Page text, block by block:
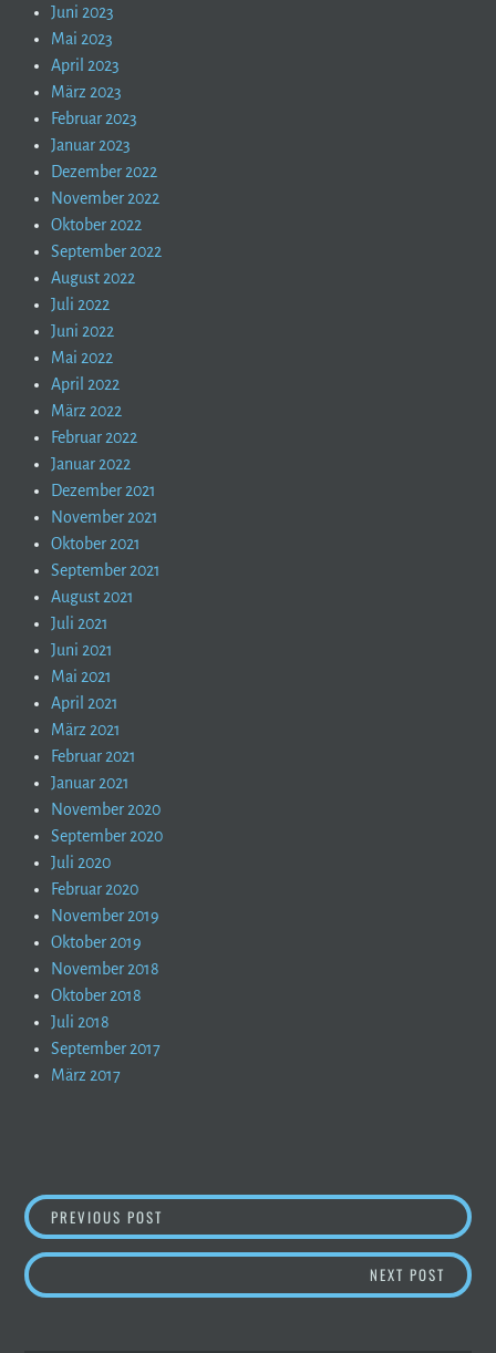
Juni 2023
Mai 2023
April 2023
März 2023
Februar 2023
Januar 2023
Dezember 2022
November 2022
Oktober 2022
September 2022
August 2022
Juli 2022
Juni 2022
Mai 2022
April 2022
März 2022
Februar 2022
Januar 2022
Dezember 2021
November 2021
Oktober 2021
September 2021
August 2021
Juli 2021
Juni 2021
Mai 2021
April 2021
März 2021
Februar 2021
Januar 2021
November 2020
September 2020
Juli 2020
Februar 2020
November 2019
Oktober 2019
November 2018
Oktober 2018
Juli 2018
September 2017
März 2017
BEITRAGSNAVIGATION
PREVIOUS POST BERGBERICHT – SO WIRD´S AM WOCHENENDE
NEXT POST